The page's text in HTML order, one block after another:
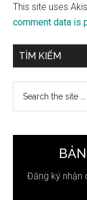
This site uses
comment data is
Sidebar
TÌM KIẾM
...
Đăng ký nhận